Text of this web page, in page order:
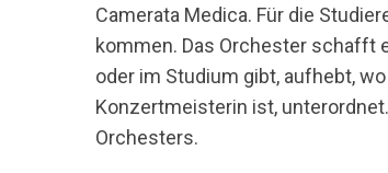
Camerata Medica. Für die
kommen. Das Orchester schafft
oder im Studium gibt, aufhebt,
Konzertmeisterin ist,
Orchesters.